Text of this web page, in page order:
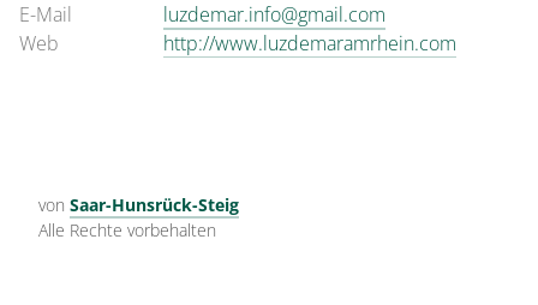
E-Mail
luzdemar.info@gmail.com
Web
http://www.luzdemaramrhein.com
von Saar-Hunsrück-Steig
Alle Rechte vorbehalten